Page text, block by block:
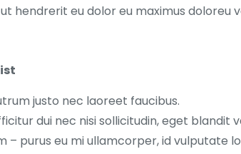
hendrerit eu dolor eu maximus
justo nec laoreet faucibus.
dui nec nisi sollicitudin, eget blandit
– purus eu mi ullamcorper, id vulputate